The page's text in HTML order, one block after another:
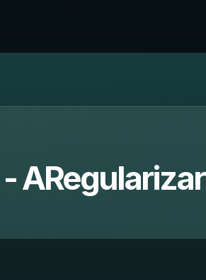
ARegularizar